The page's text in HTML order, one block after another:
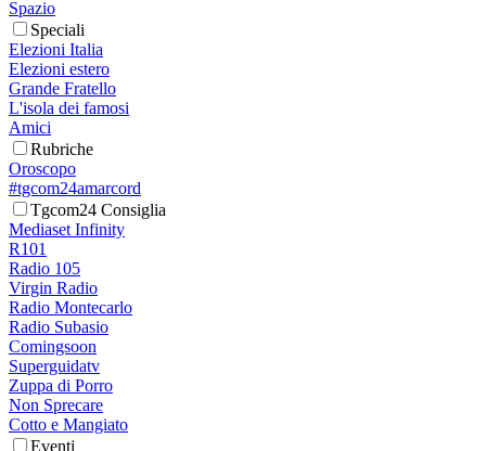
Spazio
Speciali
Elezioni Italia
Elezioni estero
Grande Fratello
L'isola dei famosi
Amici
Rubriche
Oroscopo
#tgcom24amarcord
Tgcom24 Consiglia
Mediaset Infinity
R101
Radio 105
Virgin Radio
Radio Montecarlo
Radio Subasio
Comingsoon
Superguidatv
Zuppa di Porro
Non Sprecare
Cotto e Mangiato
Eventi